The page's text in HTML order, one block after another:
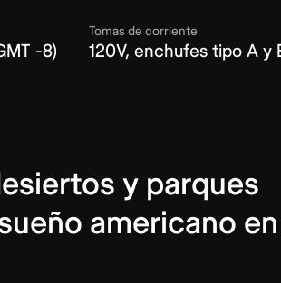
-8)
Tomas de corriente
120V, enchufes tipo A y
y parques
americano